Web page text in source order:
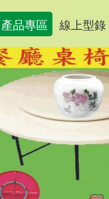
產品專區 線上型錄